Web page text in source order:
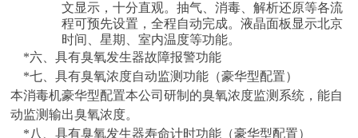
文显示，十分直观。抽气、消毒、解析还原等各流
程可预先设置，全程自动完成。液晶面板显示北京
时间、星期、室内温度等功能。
*六、具有臭氧发生器故障报警功能
*七、具有臭氧浓度自动监测功能（豪华型配置）
本消毒机豪华型配置本公司研制的臭氧浓度监测系统，能自
动监测输出臭氧浓度。
*八、具有臭氧发生器寿命计时功能（豪华型配置）